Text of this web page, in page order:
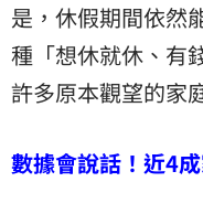
是，休假期間依然
種「想休就休、有
許多原本觀望的家
數據會說話！近4